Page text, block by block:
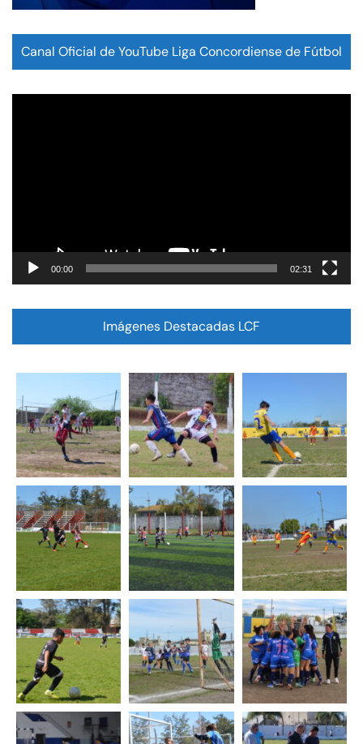
Canal Oficial de YouTube Liga Concordiense de Fútbol
00:00 02:31
Imágenes Destacadas LCF